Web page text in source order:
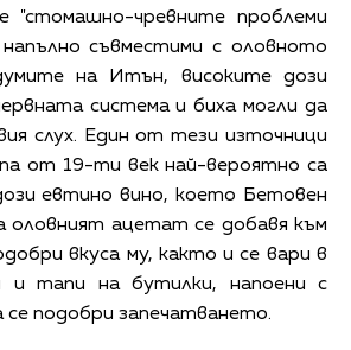
"стомашно-чревните проблеми
съвместими с оловното
на Итън, високите дози
система и биха могли да
слух. Един от тези източници
от 19-ти век най-вероятно са
евтино вино, което Бетовен
оловният ацетат се добавя към
вкуса му, както и се вари в
и тапи на бутилки, напоени с
се подобри запечатването.